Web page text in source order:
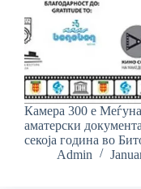
Камера 300 е
аматерски
секоја година во
Admin